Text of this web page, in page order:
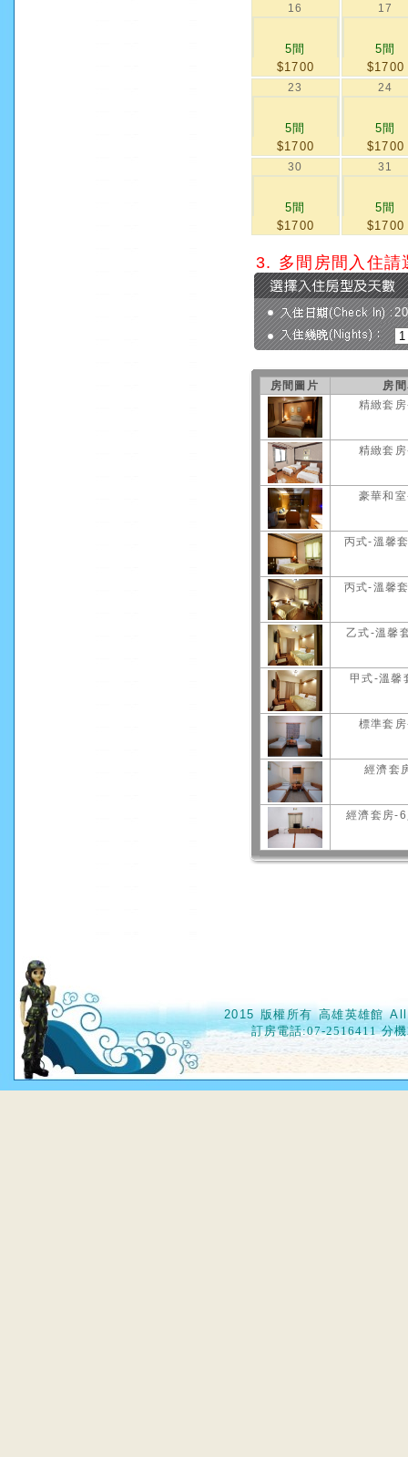
16
5間
$1700
17
5間
$1700
23
5間
$1700
24
5間
$1700
30
5間
$1700
31
5間
$1700
3. 多間房間入住請
房間圖片
房
精緻套
精緻套
豪華和
丙式-溫馨
丙式-溫馨
乙式-溫馨
甲式-溫馨
標準套
經濟套
經濟套房-
2015 版權所有 高雄英雄館
訂房電話:07-2516411 分